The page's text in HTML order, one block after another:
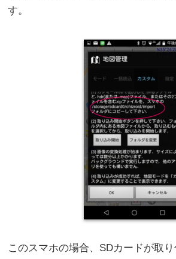
す。
このスマホの場合、SDカードが取り